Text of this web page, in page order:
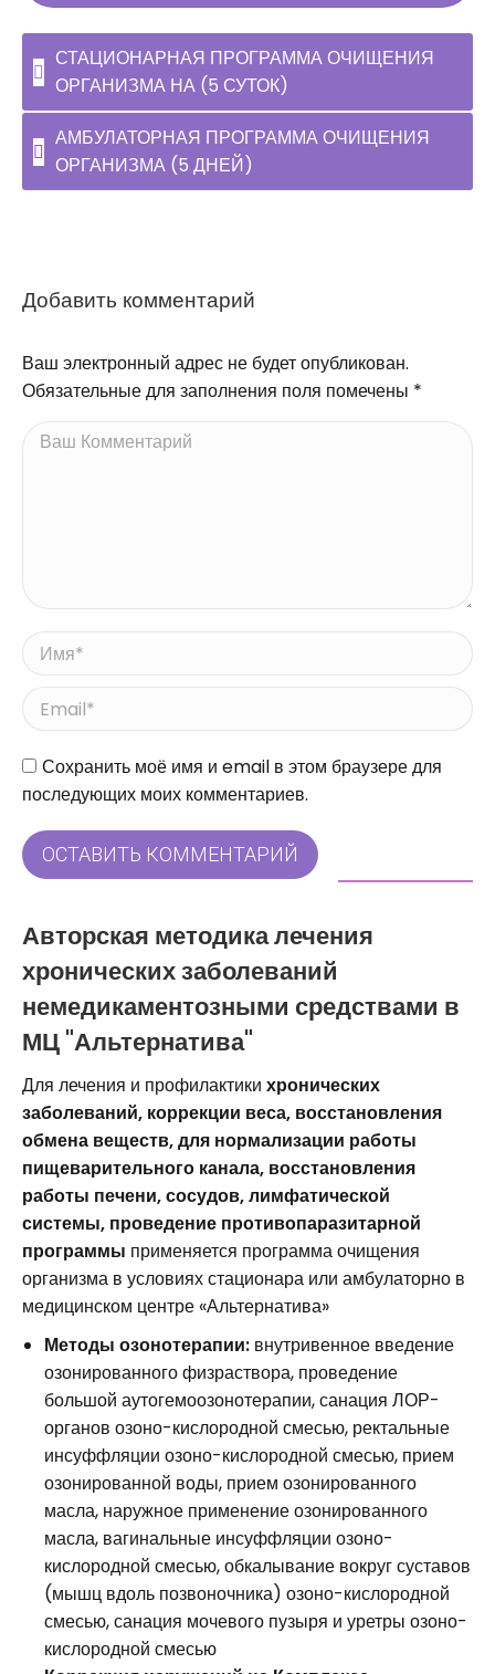
СТАЦИОНАРНАЯ ПРОГРАММА ОЧИЩЕНИЯ
ОРГАНИЗМА НА (5 СУТОК)
АМБУЛАТОРНАЯ ПРОГРАММА ОЧИЩЕНИЯ
ОРГАНИЗМА (5 ДНЕЙ)
Добавить комментарий
Ваш электронный адрес не будет опубликован.
Обязательные для заполнения поля помечены *
Ваш Комментарий
Имя *
Email *
СайтСохранить моё имя и email в этом браузере для
последующих моих комментариев.
ОСТАВИТЬ КОММЕНТАРИЙ
Авторская методика лечения
хронических заболеваний
немедикаментозными средствами в
МЦ "Альтернатива"
Для лечения и профилактики хронических
заболеваний, коррекции веса, восстановления
обмена веществ, для нормализации работы
пищеварительного канала, восстановления
работы печени, сосудов, лимфатической
системы, проведение противопаразитарной
программы применяется программа очищения
организма в условиях стационара или амбулаторно в
медицинском центре «Альтернатива»
Методы озонотерапии: внутривенное введение
озонированного физраствора, проведение
большой аутогемоозонотерапии, санация ЛОР-
органов озоно-кислородной смесью, ректальные
инсуффляции озоно-кислородной смесью, прием
озонированной воды, прием озонированного
масла, наружное применение озонированного
масла, вагинальные инсуффляции озоно-
кислородной смесью, обкалывание вокруг суставов
(мышц вдоль позвоночника) озоно-кислородной
смесью, санация мочевого пузыря и уретры озоно-
кислородной смесью